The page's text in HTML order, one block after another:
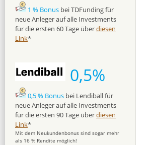
1 % Bonus bei TDFunding für
neue Anleger auf alle Investments
für die ersten 60 Tage überdiesen
Link*
0,5%
0,5 % Bonus bei Lendiball für
neue Anleger auf alle Investments
für die ersten 90 Tage überdiesen
Link*
Mit dem Neukundenbonus sind sogar mehr
als 16 % Rendite möglich!